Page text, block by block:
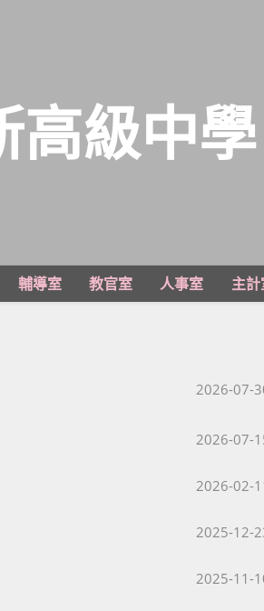
高級中學
輔導室 教官室 人事室 主
Post
2026-07-
Post
2026-07-
Post
2026-02-
Post
2025-12-
Post
2025-11-